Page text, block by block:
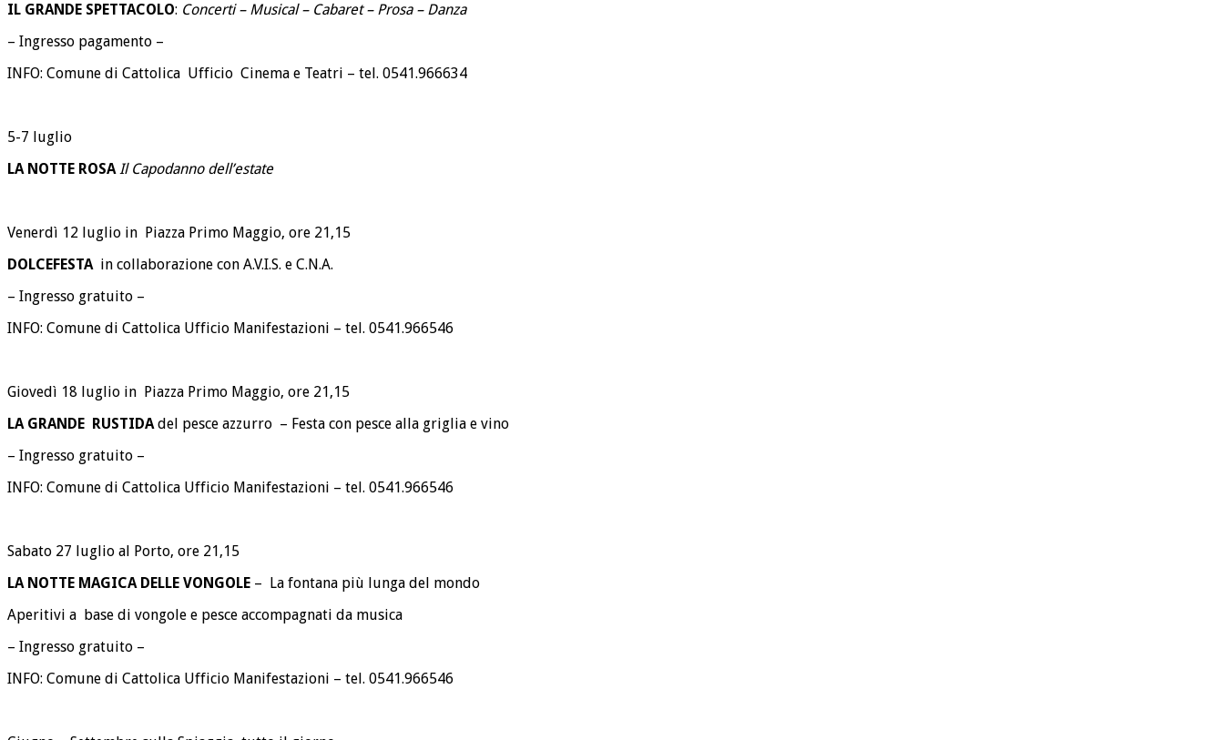
IL GRANDE SPETTACOLO: Concerti – Musical – Cabaret – Prosa – Danza
– Ingresso pagamento –
INFO: Comune di Cattolica Ufficio Cinema e Teatri – tel. 0541.966634
5-7 luglio
LA NOTTE ROSAIl Capodanno dell’estate
Venerdì 12 luglio in Piazza Primo Maggio, ore 21,15
DOLCEFESTAin collaborazione con A.V.I.S. e C.N.A.
– Ingresso gratuito –
INFO: Comune di Cattolica Ufficio Manifestazioni – tel. 0541.966546
Giovedì 18 luglio in Piazza Primo Maggio, ore 21,15
LA GRANDE RUSTIDAdel pesce azzurro – Festa con pesce alla griglia e vino
– Ingresso gratuito –
INFO: Comune di Cattolica Ufficio Manifestazioni – tel. 0541.966546
Sabato 27 luglio al Porto, ore 21,15
LA NOTTE MAGICA DELLE VONGOLE –
La fontana più lunga del mondo
Aperitivi a base di vongole e pesce accompagnati da musica
– Ingresso gratuito –
INFO: Comune di Cattolica Ufficio Manifestazioni – tel. 0541.966546